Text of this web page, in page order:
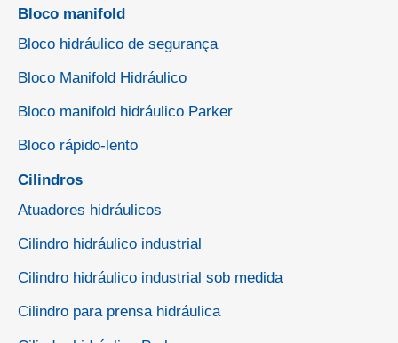
Bloco manifold
Bloco hidráulico de segurança
Bloco Manifold Hidráulico
Bloco manifold hidráulico Parker
Bloco rápido-lento
Cilindros
Atuadores hidráulicos
Cilindro hidráulico industrial
Cilindro hidráulico industrial sob medida
Cilindro para prensa hidráulica